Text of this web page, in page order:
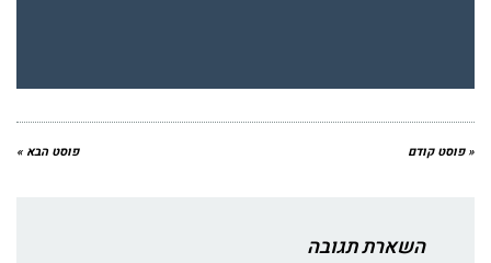
« פוסט קודם פוסט הבא »
השארת תגובה